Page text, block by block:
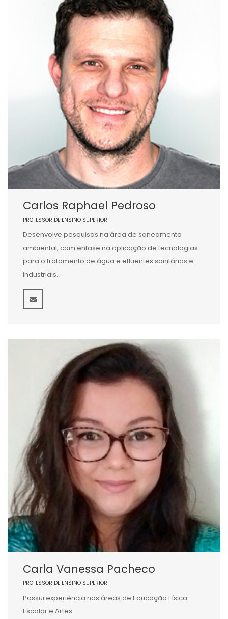
Carlos Raphael Pedroso
PROFESSOR DE ENSINO SUPERIOR
Desenvolve pesquisas na área de saneamento
ambiental, com ênfase na aplicação de tecnologias
para o tratamento de água e efluentes sanitários e
industriais.
Carla Vanessa Pacheco
PROFESSOR DE ENSINO SUPERIOR
Possui experiência nas áreas de Educação Física
Escolar e Artes.